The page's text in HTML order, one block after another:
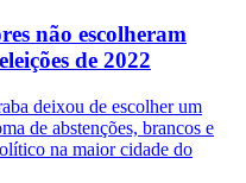
não escolheram
de 2022
deixou de escolher um
de abstenções, brancos e
na maior cidade do